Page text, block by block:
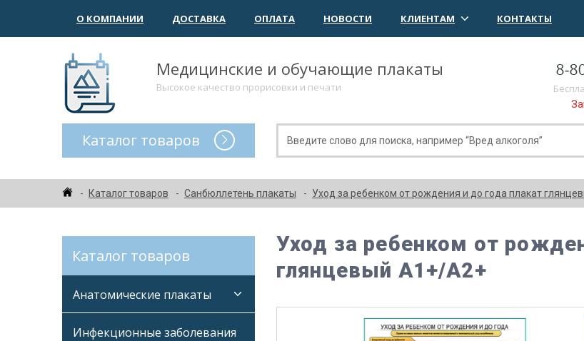
О КОМПАНИИ ДОСТАВКА ОПЛАТА НОВОСТИ КЛИЕНТАМ КОНТАКТЫ
Медицинские и обучающие плакаты
Высокое качество прорисовки и печати
Каталог товаров
Каталог товаров Санбюллетень плакаты Уход за ребенком от рождения и до года плакат
Каталог товаров
Анатомические плакаты
Инфекционные заболевания
Уход за ребенком от
глянцевый А1+/А2+